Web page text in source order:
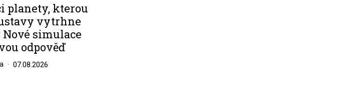
planety, kterou
vytrhne
simulace
odpověď
07.08.2026